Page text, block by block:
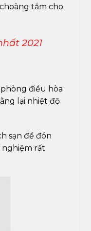
tắm cho
2021
điều hòa
lại nhiệt độ
sạn để đón
nghiệm rất